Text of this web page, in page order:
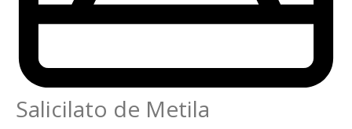
Salicilato de Metila